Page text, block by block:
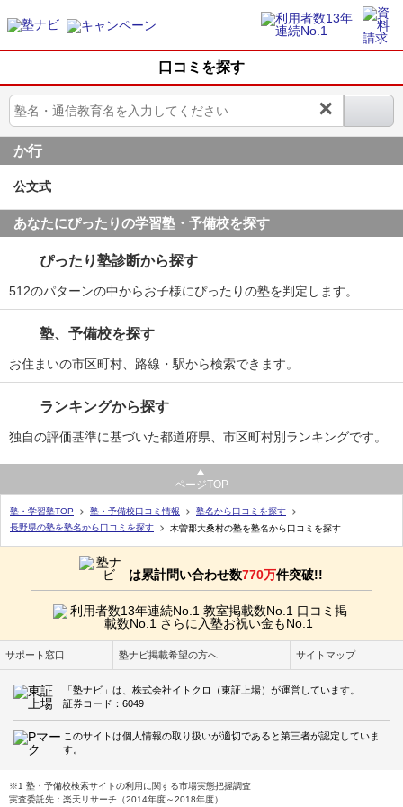
口コミを探す
×
か行
公文式
あなたにぴったりの学習塾・予備校を探す
ぴったり塾診断から探す
512のパターンの中からお子様にぴったりの塾を判定します。
塾、予備校を探す
お住まいの市区町村、路線・駅から検索できます。
ランキングから探す
独自の評価基準に基づいた都道府県、市区町村別ランキングです。
ページTOP
塾・学習塾TOP 塾・予備校口コミ情報
塾名から口コミを探す
長野県の塾を塾名から口コミを探す
木曽郡大桑村の塾を塾名から口コミを探す
は累計問い合わせ数770万件突破!!
サポート窓口 塾ナビ掲載希望の方へ サイトマップ
「塾ナビ」は、株式会社イトクロ（東証上場）が運営しています。
証券コード：6049
このサイトは個人情報の取り扱いが適切であると第三者が認定していま
す。
※1 塾・予備校検索サイトの利用に関する市場実態把握調査
実査委託先：楽天リサーチ（2014年度～2018年度）